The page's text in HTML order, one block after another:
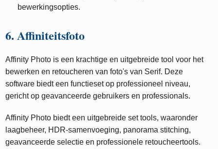
bewerkingsopties.
6. Affiniteitsfoto
Affinity Photo is een krachtige en uitgebreide tool voor het
bewerken en retoucheren van foto's van Serif. Deze
software biedt een functieset op professioneel niveau,
gericht op geavanceerde gebruikers en professionals.
Affinity Photo biedt een uitgebreide set tools, waaronder
laagbeheer, HDR-samenvoeging, panorama stitching,
geavanceerde selectie en professionele retoucheertools.